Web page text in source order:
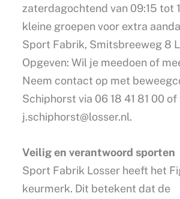
zaterdagochtend van 09:15 tot
kleine groepen voor extra
Sport Fabrik, Smitsbreeweg 8
Opgeven: Wil je meedoen of
Neem contact op met
Schiphorst via 06 18 41 81 00
j.schiphorst@losser.nl.
Veilig en verantwoord sporten
Sport Fabrik Losser heeft het
keurmerk. Dit betekent dat de